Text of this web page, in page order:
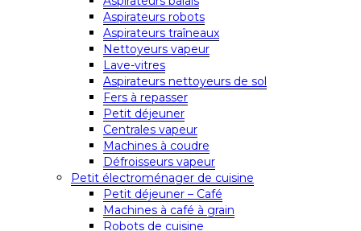
Aspirateurs robots
Aspirateurs traîneaux
Nettoyeurs vapeur
Lave-vitres
Aspirateurs nettoyeurs de sol
Fers à repasser
Petit déjeuner
Centrales vapeur
Machines à coudre
Défroisseurs vapeur
Petit électroménager de cuisine
Petit déjeuner – Café
Machines à café à grain
Robots de cuisine